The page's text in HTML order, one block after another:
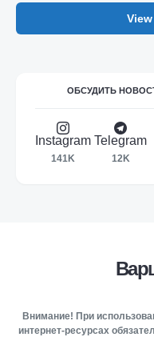
ОБСУДИТЬ
Instagram
141K
Telegram
12K
Внимание! При
интернет-ресурсах